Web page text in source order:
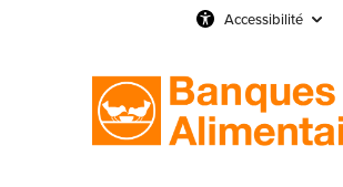
Accessibilité